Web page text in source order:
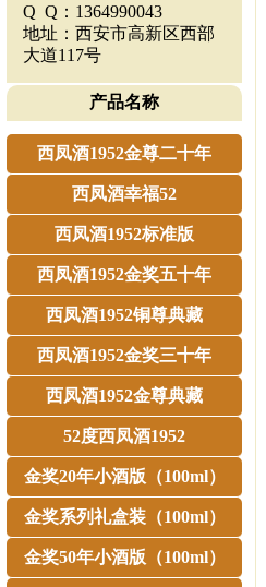
Q Q：1364990043
地址：西安市高新区西部
大道117号
产品名称
西凤酒1952金尊二十年
西凤酒幸福52
西凤酒1952标准版
西凤酒1952金奖五十年
西凤酒1952铜尊典藏
西凤酒1952金奖三十年
西凤酒1952金尊典藏
52度西凤酒1952
金奖20年小酒版（100ml）
金奖系列礼盒装（100ml）
金奖50年小酒版（100ml）